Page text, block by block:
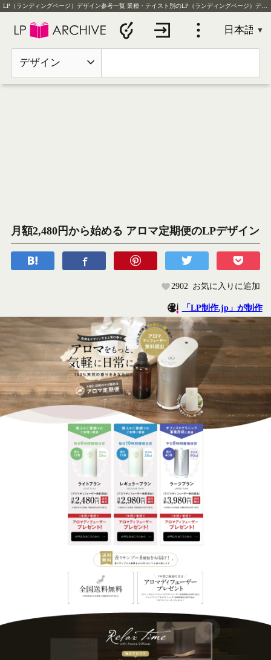
LP（ランディングページ）デザイン参考一覧 業種・テイスト別のLP（ランディングページ）デザイン実例を毎日更新
デザイン
月額2,480円から始める アロマ定期便のLPデザイン
2902 お気に入りに追加
「LP制作.jp」が制作